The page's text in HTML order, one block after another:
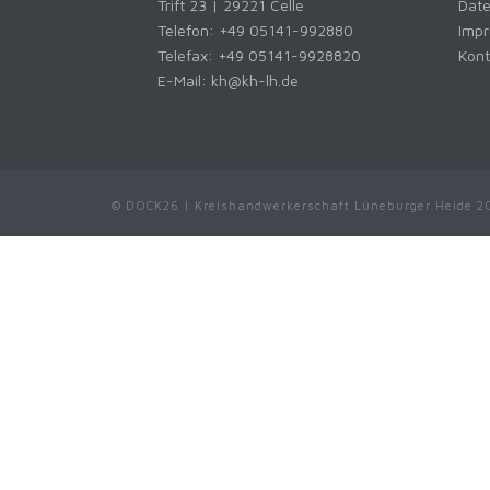
Trift 23 | 29221 Celle
Telefon: +49 05141-992880
Telefax: +49 05141-9928820
E-Mail: kh@kh-lh.de
© DOCK26 | Kreishandwerkerschaft Lüneburger Heide